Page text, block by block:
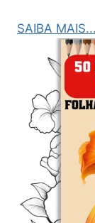
SAIBA MAIS...